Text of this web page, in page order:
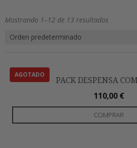
Mostrando 1–12 de 13 resultados
PACK DESPENSA
110,00 €
COMPRAR